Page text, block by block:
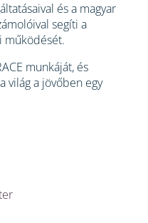
és a magyar
segíti a
működését.
munkáját, és
világ a jövőben egy